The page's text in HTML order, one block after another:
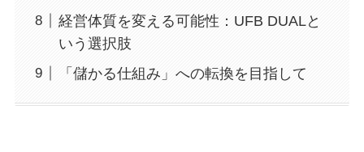
経営体質を変える可能性：UFB DUALと
いう選択肢
「儲かる仕組み」への転換を目指して